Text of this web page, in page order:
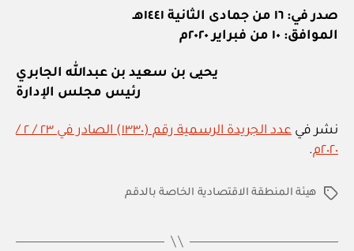
صدر في: ١٦ من جمادى الثانية ١٤٤١هـ
الموافق: ١٠ من فبراير ٢٠٢٠م
يحيى بن سعيد بن عبدالله الجابري
رئيس مجلس الإدارة
نشر في
عدد الجريدة الرسمية رقم (١٣٣٠) الصادر في ٢٣ / ٢ /
٢٠٢٠م
.
الوسومهيئة المنطقة الاقتصادية الخاصة بالدقم